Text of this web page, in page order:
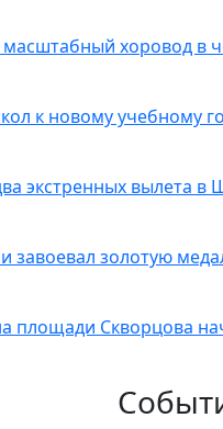
масштабный хоровод в
к новому учебному
экстренных вылета в
золотую
площади Скворцова